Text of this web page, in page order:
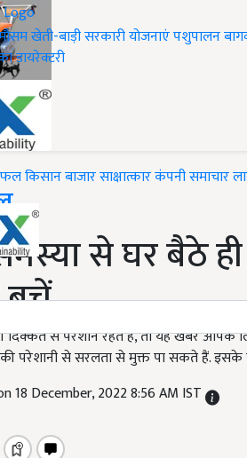
खेती-बाड़ीसरकारी योजनाएंपशुपालन
डायरेक्टरी
किसानबाजारसाक्षात्कारकंपनी समाचार
से घर बैठे ही
से परेशान रहते हैं, तो यह खबर आपके
से सरलता से मुक्त पा सकते हैं. इसके
18 December, 2022 8:56 AM IST